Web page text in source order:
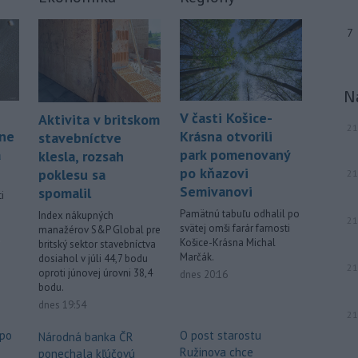
Aktivita v britskom
stavebníctve
klesla, rozsah
poklesu sa
spomalil
Index nákupných
manažérov S&P Global pre
britský sektor stavebníctva
dosiahol v júli 44,7 bodu
oproti júnovej úrovni 38,4
bodu.
dnes 19:54
Národná banka ČR
ponechala kľúčovú
V časti Košice-
Krásna otvorili
park pomenovaný
po kňazovi
Semivanovi
Pamätnú tabuľu odhalil po
svätej omši farár farnosti
Košice-Krásna Michal
Marčák.
dnes 20:16
O post starostu
Ružinova chce
7